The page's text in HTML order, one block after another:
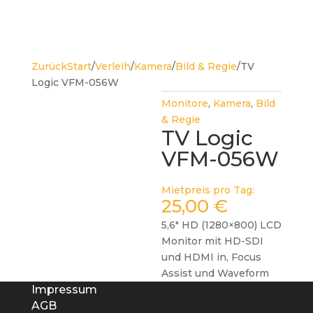
ZurückStart/Verleih/Kamera/Bild & Regie/TV
Logic VFM-056W
Monitore, Kamera, Bild
& Regie
TV Logic
VFM-056W
Mietpreis pro Tag:
25,00€
5,6″ HD (1280×800) LCD
Monitor mit HD-SDI
und HDMI in, Focus
Assist und Waveform
Impressum
AGB